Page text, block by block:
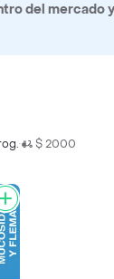
del
• $ 2000